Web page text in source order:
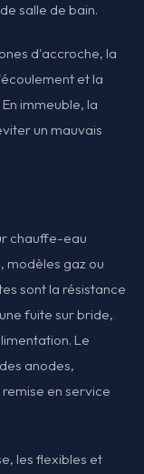
salle de bain.
d'accroche, la
et la
immeuble, la
un mauvais
chauffe-eau
modèles gaz ou
sont la résistance
fuite sur bride,
Le
anodes,
en service
les flexibles et